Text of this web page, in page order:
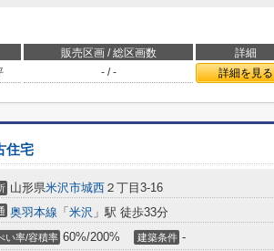
販売区画 / 総区画数 詳細
- / - 詳細を見る
住宅
山形県米沢市城西 ２丁目3-16
奥羽本線 「 米沢 」駅 徒歩33分
い率/容積率 60%/200% 建築条件 -